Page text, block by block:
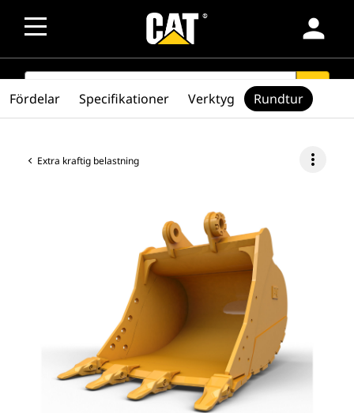
person
SEARCH search
Extra kraftig belastning more_vert
Fördelar Specifikationer Verktyg Rundtur